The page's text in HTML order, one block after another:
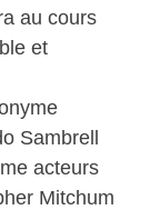
au cours
et
Sambrell
acteurs
Mitchum